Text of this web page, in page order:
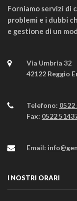
Forniamo servizi di
problemi e i dubbi
e gestione di un
Via Umbria 32
42122 Reggio
Telefono: 0522
Fax: 0522
Email:
I NOSTRI ORARI